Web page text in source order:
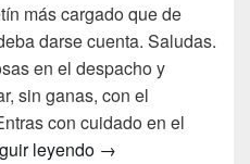
más cargado que de
darse cuenta. Saludas.
en el despacho y
sin ganas, con el
con cuidado en el
leyendo La voz de la Bestia
→